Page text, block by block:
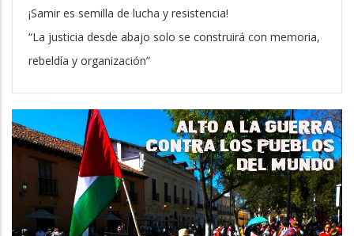
¡Samir es semilla de lucha y resistencia!
“La justicia desde abajo solo se construirá con memoria,
rebeldía y organización”